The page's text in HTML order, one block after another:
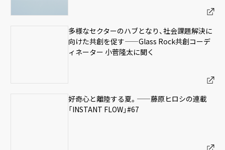
多様なセクターのハブとなり、社会課題解決に
向けた共創を促す——Glass Rock共創コーデ
ィネーター 小菅隆太に聞く
好奇心と離陸する夏。——藤原ヒロシの連載
「INSTANT FLOW」#67